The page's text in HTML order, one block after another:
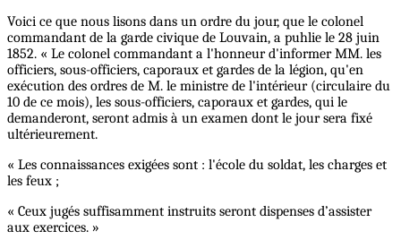
Voici ce que nous lisons dans un ordre du jour, que le colonel
commandant de la garde civique de Louvain, a puhlie le 28 juin
1852. « Le colonel commandant a l'honneur d'informer MM. les
officiers, sous-officiers, caporaux et gardes de la légion, qu'en
exécution des ordres de M. le ministre de l'intérieur (circulaire du
10 de ce mois), les sous-officiers, caporaux et gardes, qui le
demanderont, seront admis à un examen dont le jour sera fixé
ultérieurement.
« Les connaissances exigées sont : l'école du soldat, les charges et
les feux ;
« Ceux jugés suffisamment instruits seront dispenses d’assister
aux exercices. »